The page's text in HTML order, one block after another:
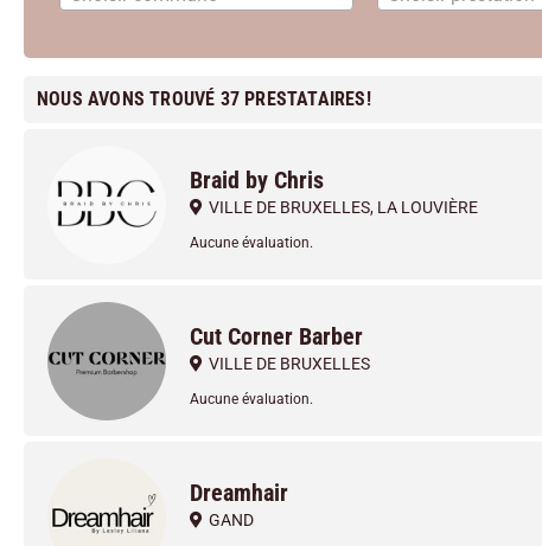
NOUS AVONS TROUVÉ 37 PRESTATAIRES!
Braid by Chris
VILLE DE BRUXELLES, LA LOUVIÈRE
Aucune évaluation.
Cut Corner Barber
VILLE DE BRUXELLES
Aucune évaluation.
Dreamhair
GAND